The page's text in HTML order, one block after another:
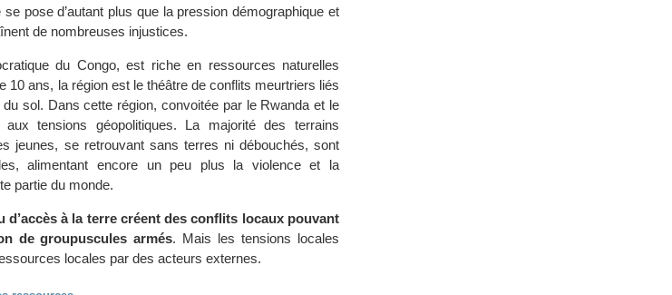
pose d’autant plus que la pression démographique et
de nombreuses injustices.
du Congo, est riche en ressources naturelles
10 ans, la région est le théâtre de conflits meurtriers liés
sol. Dans cette région, convoitée par le Rwanda et le
tensions géopolitiques. La majorité des terrains
jeunes, se retrouvant sans terres ni débouchés, sont
alimentant encore un peu plus la violence et la
partie du monde.
d’accès à la terre créent des conflits locaux pouvant
de groupuscules armés. Mais les tensions locales
locales par des acteurs externes.